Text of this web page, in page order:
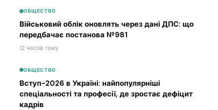
ОБЩЕСТВО
Військовий облік оновлять через дані ДПС: що
передбачає постанова №981
12 часов тому
ОБЩЕСТВО
Вступ-2026 в Україні: найпопулярніші
спеціальності та професії, де зростає дефіцит
кадрів